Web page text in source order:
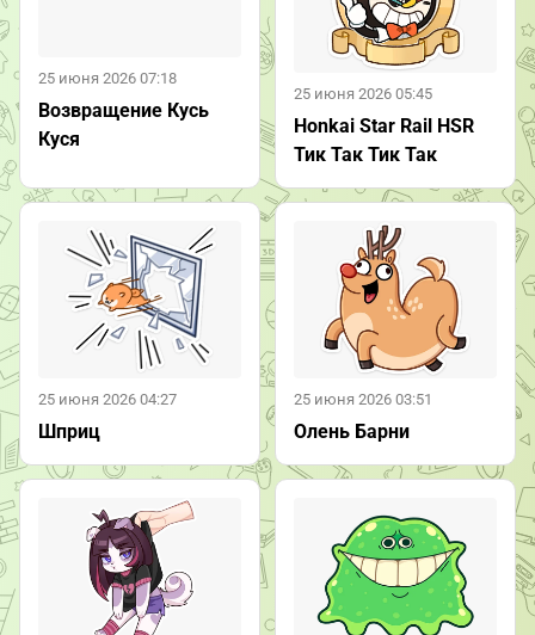
25 июня 2026 07:18
Возвращение Кусь
Куся
25 июня 2026 05:45
Honkai Star Rail HSR
Тик Так Тик Так
25 июня 2026 04:27
Шприц
25 июня 2026 03:51
Олень Барни